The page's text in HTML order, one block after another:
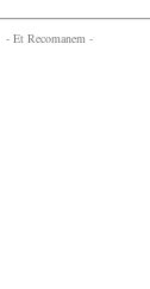
- Et Recomanem -